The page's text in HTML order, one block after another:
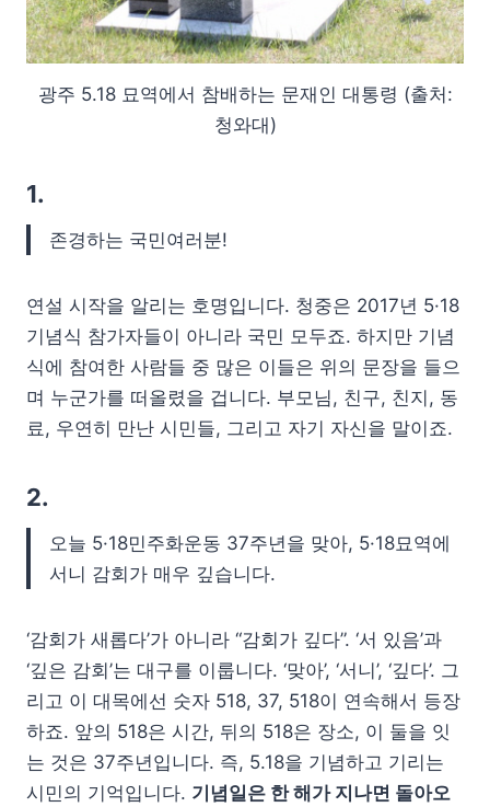
광주 5.18 묘역에서 참배하는 문재인 대통령 (출처:
청와대)
1.
존경하는 국민여러분!
연설 시작을 알리는 호명입니다. 청중은 2017년 5·18
기념식 참가자들이 아니라 국민 모두죠. 하지만 기념
식에 참여한 사람들 중 많은 이들은 위의 문장을 들으
며 누군가를 떠올렸을 겁니다. 부모님, 친구, 친지, 동
료, 우연히 만난 시민들, 그리고 자기 자신을 말이죠.
2.
오늘 5·18민주화운동 37주년을 맞아, 5·18묘역에
서니 감회가 매우 깊습니다.
‘감회가 새롭다’가 아니라 “감회가 깊다”. ‘서 있음’과
‘깊은 감회’는 대구를 이룹니다. ‘맞아’, ‘서니’, ‘깊다’. 그
리고 이 대목에선 숫자 518, 37, 518이 연속해서 등장
하죠. 앞의 518은 시간, 뒤의 518은 장소, 이 둘을 잇
는 것은 37주년입니다. 즉, 5.18을 기념하고 기리는
시민의 기억입니다. 기념일은 한 해가 지나면 돌아오